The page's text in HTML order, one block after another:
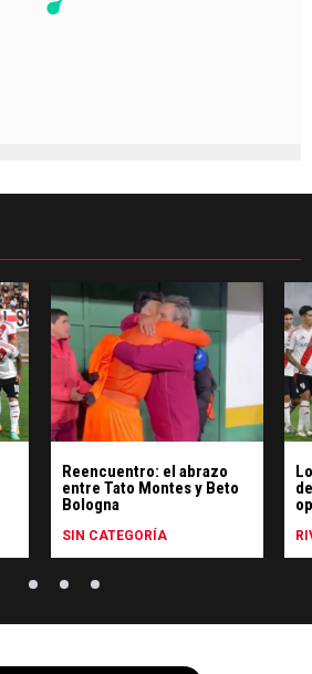
Reencuentro: el abrazo
entre Tato Montes y Beto
Bologna
SIN CATEGORÍA